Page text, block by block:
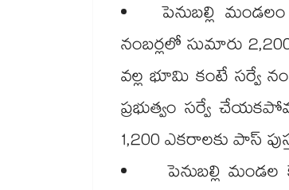
పెనుబల్లి
నంబర్లలో సుమారు
వల్ల భూమి కంటే సర్వే
ప్రభుత్వం సర్వే
1,200 ఎకరాలకు పాస్
పెనుబల్లి